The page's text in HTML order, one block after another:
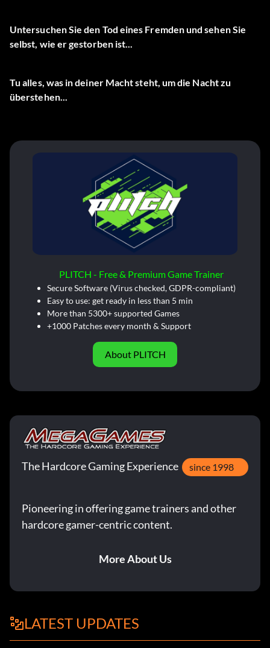
Untersuchen Sie den Tod eines Fremden und sehen Sie
selbst, wie er gestorben ist...
Tu alles, was in deiner Macht steht, um die Nacht zu
überstehen...
PLITCH - Free & Premium Game Trainer
Secure Software (Virus checked, GDPR-compliant)
Easy to use: get ready in less than 5 min
More than 5300+ supported Games
+1000 Patches every month & Support
About PLITCH
The Hardcore Gaming Experience since 1998
Pioneering in offering game trainers and other
hardcore gamer-centric content.
More About Us
LATEST UPDATES